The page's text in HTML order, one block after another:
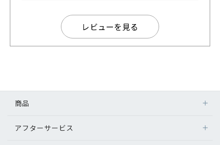
レビューを見る
商品
アフターサービス